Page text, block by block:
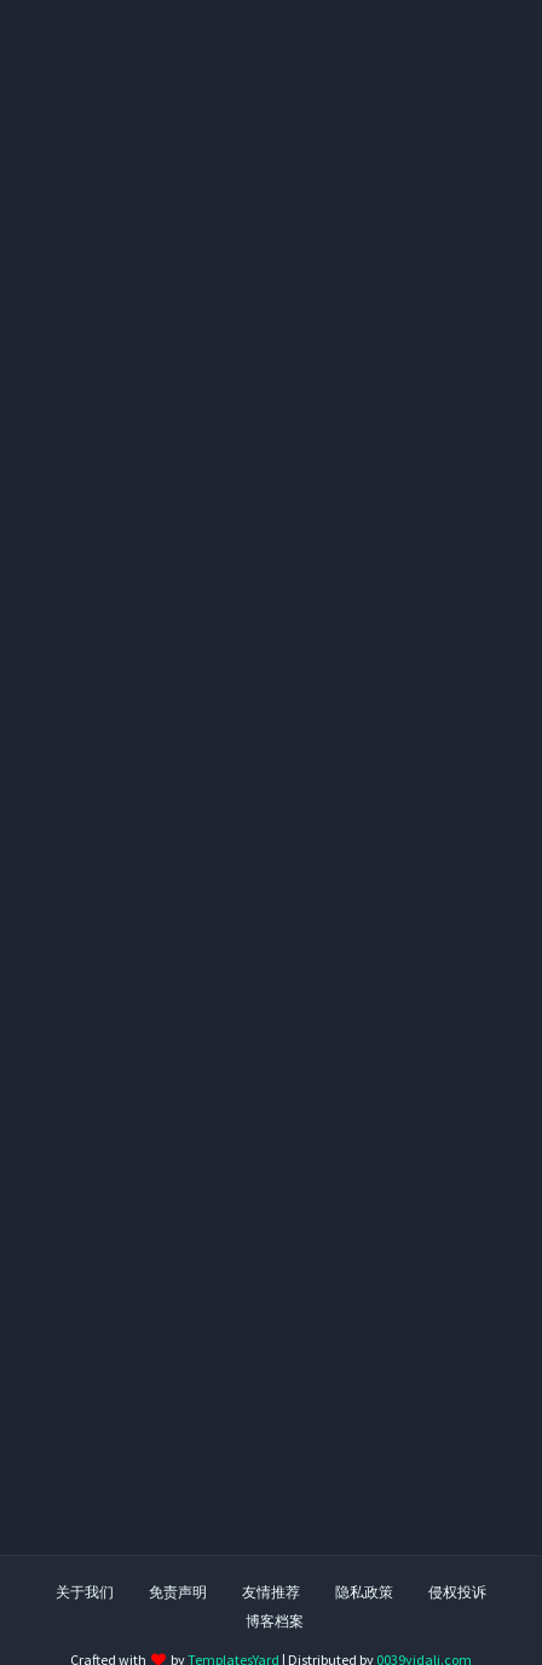
关于我们 免责声明 友情推荐 隐私政策
侵权投诉
博客档案
Crafted with byTemplatesYard | Distributed by 0039yidali.com